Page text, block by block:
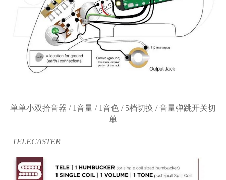
单单小双拾音器 / 1音量 / 1音色 / 5档切换 / 音量弹跳开关切
单
TELECASTER